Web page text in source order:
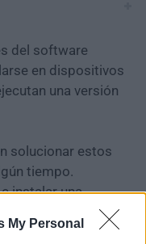
My Personal
del software
en dispositivos
una versión
solucionar estos
tiempo.
instalar una